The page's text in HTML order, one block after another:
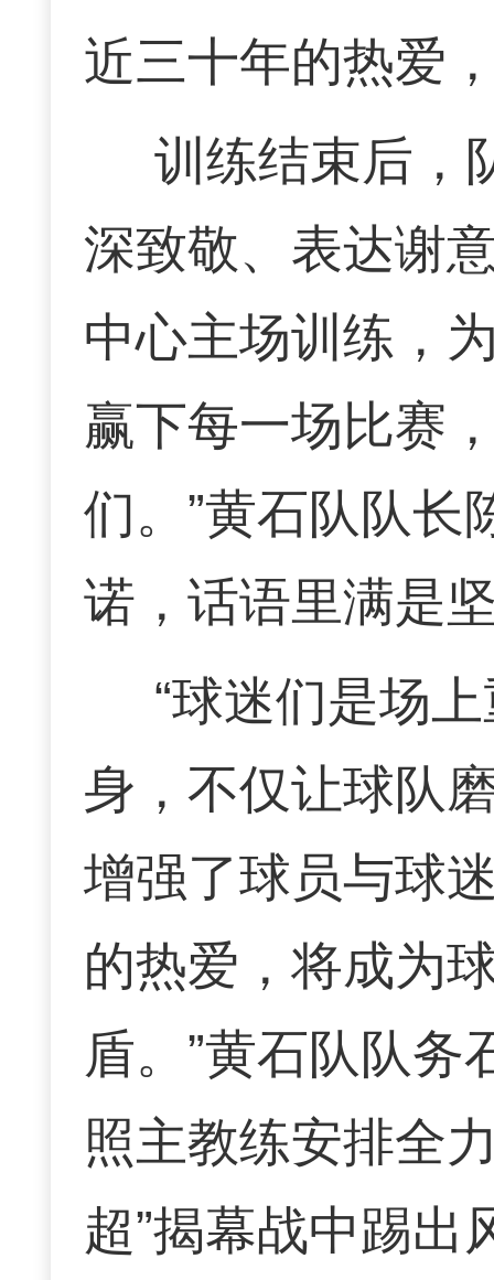
近三十年的热爱
训练结束后，
深致敬、表达谢
中心主场训练，
赢下每一场比赛
们。”黄石队队长
诺，话语里满是
“球迷们是场
身，不仅让球队
增强了球员与球
的热爱，将成为
盾。”黄石队队
照主教练安排全
超”揭幕战中踢出